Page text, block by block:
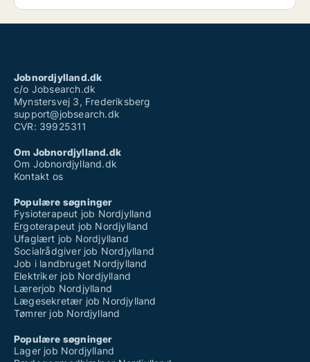
Jobnordjylland.dk
c/o Jobsearch.dk
Mynstersvej 3, Frederiksberg
support@jobsearch.dk
CVR: 39925311
Om Jobnordjylland.dk
Om Jobnordjylland.dk
Kontakt os
Populære søgninger
Fysioterapeut job Nordjylland
Ergoterapeut job Nordjylland
Ufaglært job Nordjylland
Socialrådgiver job Nordjylland
Job i landbruget Nordjylland
Elektriker job Nordjylland
Lærerjob Nordjylland
Lægesekretær job Nordjylland
Tømrer job Nordjylland
Populære søgninger
Lager job Nordjylland